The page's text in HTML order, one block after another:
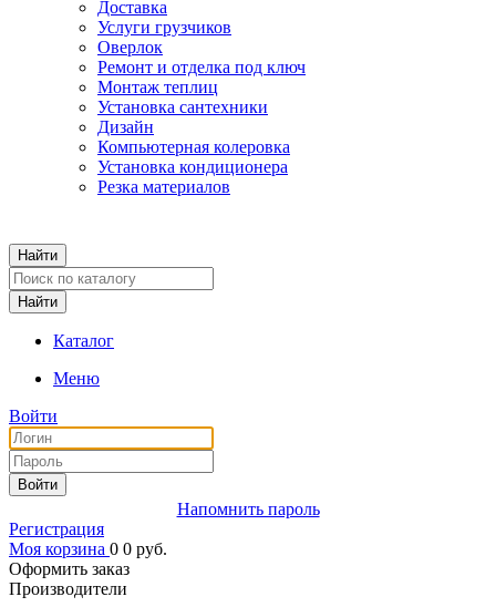
Доставка
Услуги грузчиков
Оверлок
Ремонт и отделка под ключ
Монтаж теплиц
Установка сантехники
Дизайн
Компьютерная колеровка
Установка кондиционера
Резка материалов
Каталог
Меню
Войти
Войти
Напомнить пароль
Регистрация
Моя корзина 0 0 руб.
Оформить заказ
Производители